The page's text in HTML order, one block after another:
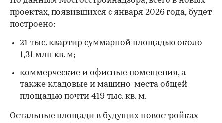
проектах, появившихся с января 2026 года, будет
построено:
21 тыс. квартир суммарной площадью около
1,31 млн кв. м;
коммерческие и офисные помещения, а
также кладовые и машино-места общей
площадью почти 419 тыс. кв. м.
Остальные площади в будущих новостройках